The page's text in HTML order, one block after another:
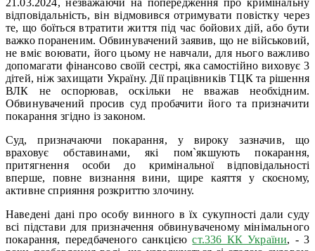
відповідальність, він відмовився отримувати повістку через
те, що боїться втратити життя під час бойових дій, або бути
важко пораненим. Обвинувачений заявив, що не військовий,
не вміє воювати, його цьому не навчали, для нього важливо
допомагати фінансово своїй сестрі, яка самостійно виховує 3
дітей, ніж захищати Україну. Дії працівників ТЦК та рішення
ВЛК не оспорював, оскільки не вважав необхідним.
Обвинувачений просив суд пробачити його та призначити
покарання згідно із законом.
Суд, призначаючи покарання, у вироку зазначив, що
враховує обставинами, які пом`якшують покарання,
притягнення особи до кримінальної відповідальності
вперше, повне визнання вини, щире каяття у скоєному,
активне сприяння розкриттю злочину.
Наведені дані про особу винного в їх сукупності дали суду
всі підстави для призначення обвинуваченому мінімального
покарання, передбаченого санкцієюст.336 КК України, - 3